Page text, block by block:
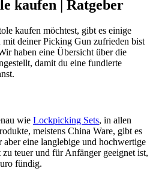
kaufen | Ratgeber
kaufen möchtest, gibt es einige
mit deiner Picking Gun zufrieden bist
haben eine Übersicht über die
damit du eine fundierte
wie Lockpicking Sets, in allen
meistens China Ware, gibt es
eine langlebige und hochwertige
teuer und für Anfänger geeignet ist,
fündig.